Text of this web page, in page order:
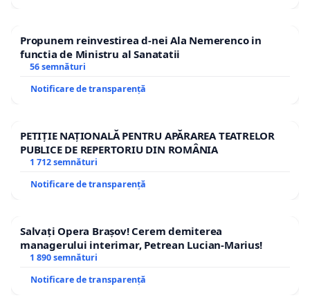
Propunem reinvestirea d-nei Ala Nemerenco in
functia de Ministru al Sanatatii
56 semnături
Notificare de transparență
PETIȚIE NAȚIONALĂ PENTRU APĂRAREA TEATRELOR
PUBLICE DE REPERTORIU DIN ROMÂNIA
1 712 semnături
Notificare de transparență
Salvați Opera Brașov! Cerem demiterea
managerului interimar, Petrean Lucian-Marius!
1 890 semnături
Notificare de transparență